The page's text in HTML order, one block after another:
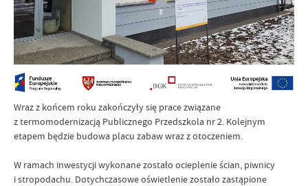
Wraz z końcem roku zakończyły się prace związane
z termomodernizacją Publicznego Przedszkola nr 2. Kolejnym
etapem będzie budowa placu zabaw wraz z otoczeniem.
W ramach inwestycji wykonane zostało ocieplenie ścian, piwnicy
i stropodachu. Dotychczasowe oświetlenie zostało zastąpione